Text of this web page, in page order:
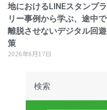
地におけるLINEスタンプラ
リー事例から学ぶ、途中で
離脱させないデジタル回遊
策
2026年6月17日